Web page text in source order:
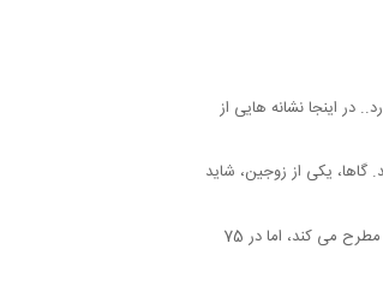
در اینجا نشانه هایی از
یکی از زوجین، شاید
، فرد ممکن است به این نتیجه برسد که طلاق بهتر از ادامه ی این زندگی مشترک است. هرچند غالبا این مرد است که مساله ی طلاق را مطرح می کند، اما در 75